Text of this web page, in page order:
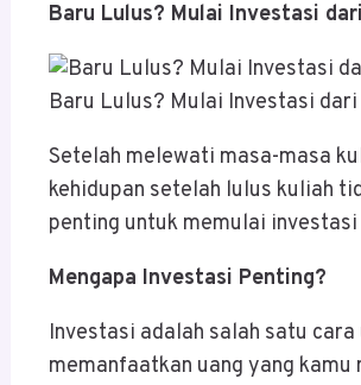
Baru Lulus? Mulai Investasi
Baru Lulus? Mulai Investasi
Setelah melewati masa-masa
kehidupan setelah lulus kuliah
penting untuk memulai
Mengapa Investasi Penting?
Investasi adalah salah satu
memanfaatkan uang yang